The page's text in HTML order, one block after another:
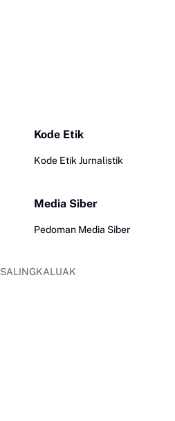
Kode Etik
Kode Etik Jurnalistik
Media Siber
Pedoman Media Siber
SALINGKALUAK